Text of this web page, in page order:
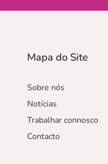
Mapa do Site
Sobre nós
Notícias
Trabalhar connosco
Contacto